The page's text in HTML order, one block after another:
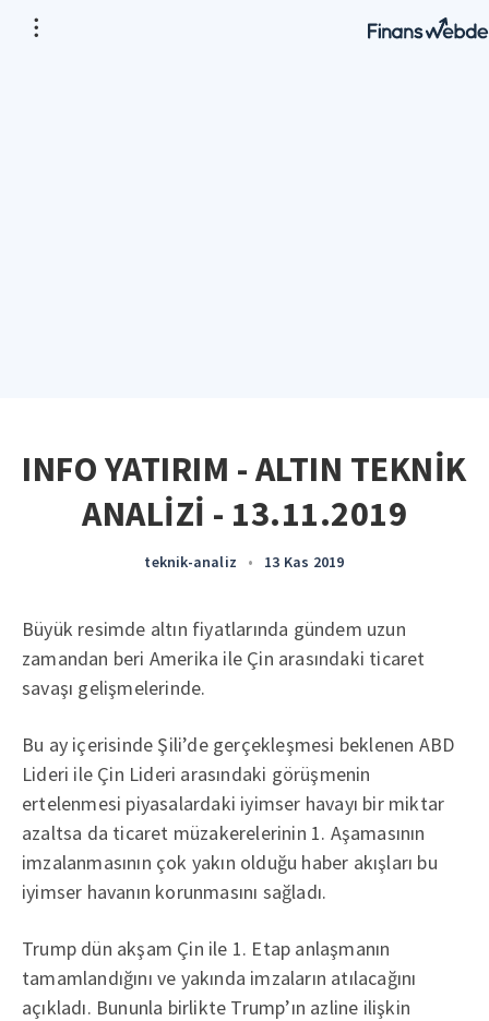
INFO YATIRIM - ALTIN TEKNİK
ANALİZİ - 13.11.2019
teknik-analiz • 13 Kas 2019
Büyük resimde altın fiyatlarında gündem uzun
zamandan beri Amerika ile Çin arasındaki ticaret
savaşı gelişmelerinde.
Bu ay içerisinde Şili’de gerçekleşmesi beklenen ABD
Lideri ile Çin Lideri arasındaki görüşmenin
ertelenmesi piyasalardaki iyimser havayı bir miktar
azaltsa da ticaret müzakerelerinin 1. Aşamasının
imzalanmasının çok yakın olduğu haber akışları bu
iyimser havanın korunmasını sağladı.
Trump dün akşam Çin ile 1. Etap anlaşmanın
tamamlandığını ve yakında imzaların atılacağını
açıkladı. Bununla birlikte Trump’ın azline ilişkin